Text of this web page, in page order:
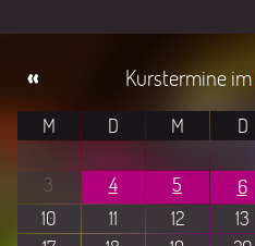
«
M D M D
3
4 5 6
10
11 12 13